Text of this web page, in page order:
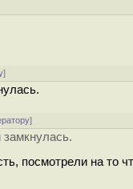
]
]
посмотрели на то